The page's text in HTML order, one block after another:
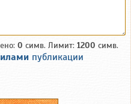
0 симв. Лимит: 1200 симв.
публикации